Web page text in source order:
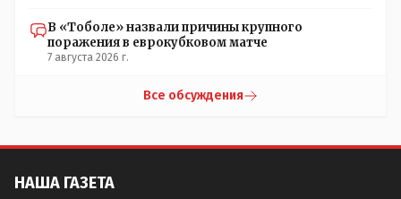
В «Тоболе» назвали причины крупного
поражения в еврокубковом матче
7 августа 2026 г.
Все обсуждения
НАША ГАЗЕТА